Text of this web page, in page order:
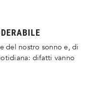
del nostro sonno e, di
difatti vanno